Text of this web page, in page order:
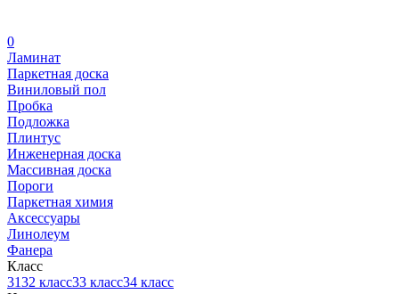
0
Ламинат
Паркетная доска
Виниловый пол
Пробка
Подложка
Плинтус
Инженерная доска
Массивная доска
Пороги
Паркетная химия
Аксессуары
Линолеум
Фанера
Класс
3132 класс33 класс34 класс